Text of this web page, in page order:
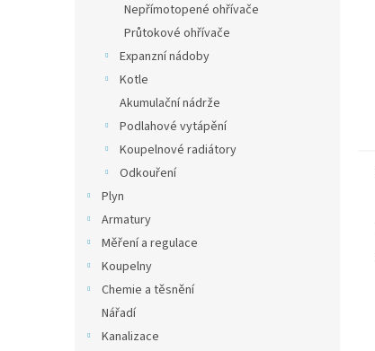
Nepřímotopené ohřívače
Průtokové ohřívače
Expanzní nádoby
Kotle
Akumulační nádrže
Podlahové vytápění
Koupelnové radiátory
Odkouření
Plyn
Armatury
Měření a regulace
Koupelny
Chemie a těsnění
Nářadí
Kanalizace